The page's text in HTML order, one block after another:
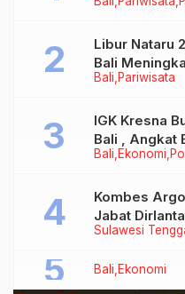
Bali Pariwisata
Libur Nataru
Bali
Tidak Benar
Bali Ekonomi
IGK Kresna
Bali , Angkat
Bersubsidi
Sulawesi
Kombes
Jabat
Bali Ekonomi